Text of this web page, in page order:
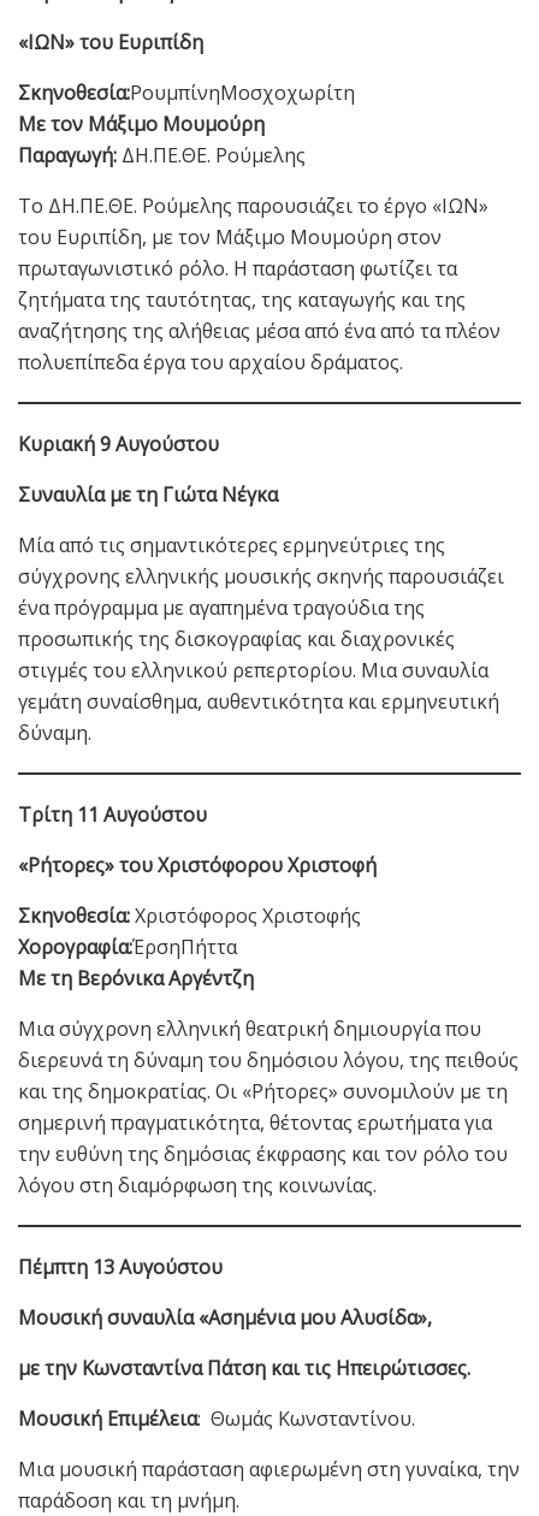
«ΙΩΝ» του Ευριπίδη
Σκηνοθεσία:ΡουμπίνηΜοσχοχωρίτη
Με τον Μάξιμο Μουμούρη
Παραγωγή: ΔΗ.ΠΕ.ΘΕ. Ρούμελης
Το ΔΗ.ΠΕ.ΘΕ. Ρούμελης παρουσιάζει το έργο «ΙΩΝ»
του Ευριπίδη, με τον Μάξιμο Μουμούρη στον
πρωταγωνιστικό ρόλο. Η παράσταση φωτίζει τα
ζητήματα της ταυτότητας, της καταγωγής και της
αναζήτησης της αλήθειας μέσα από ένα από τα πλέον
πολυεπίπεδα έργα του αρχαίου δράματος.
Κυριακή 9 Αυγούστου
Συναυλία με τη Γιώτα Νέγκα
Μία από τις σημαντικότερες ερμηνεύτριες της
σύγχρονης ελληνικής μουσικής σκηνής παρουσιάζει
ένα πρόγραμμα με αγαπημένα τραγούδια της
προσωπικής της δισκογραφίας και διαχρονικές
στιγμές του ελληνικού ρεπερτορίου. Μια συναυλία
γεμάτη συναίσθημα, αυθεντικότητα και ερμηνευτική
δύναμη.
Τρίτη 11 Αυγούστου
«Ρήτορες» του Χριστόφορου Χριστοφή
Σκηνοθεσία:Χριστόφορος Χριστοφής
Χορογραφία:ΈρσηΠήττα
Με τη Βερόνικα Αργέντζη
Μια σύγχρονη ελληνική θεατρική δημιουργία που
διερευνά τη δύναμη του δημόσιου λόγου, της πειθούς
και της δημοκρατίας. Οι «Ρήτορες» συνομιλούν με τη
σημερινή πραγματικότητα, θέτοντας ερωτήματα για
την ευθύνη της δημόσιας έκφρασης και τον ρόλο του
λόγου στη διαμόρφωση της κοινωνίας.
Πέμπτη 13 Αυγούστου
Μουσική συναυλία «Ασημένια μου Αλυσίδα»,
με την Κωνσταντίνα Πάτση και τις Ηπειρώτισσες.
Μουσική Επιμέλεια: Θωμάς Κωνσταντίνου.
Μια μουσική παράσταση αφιερωμένη στη γυναίκα, την
παράδοση και τη μνήμη.